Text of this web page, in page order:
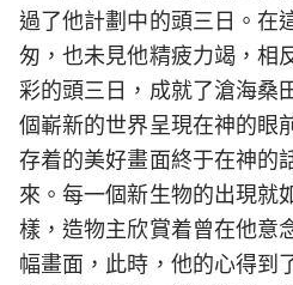
過了他計劃中的頭三日。在
匆，也未見他精疲力竭，相
彩的頭三日，成就了滄海桑
個嶄新的世界呈現在神的眼
存着的美好畫面終于在神的
來。每一個新生物的出現就
樣，造物主欣賞着曾在他意
幅畫面，此時，他的心得到